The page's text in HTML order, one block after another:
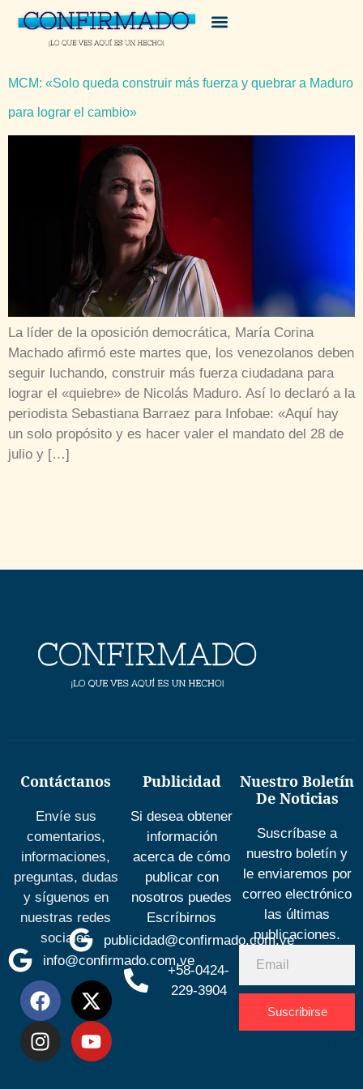
MCM: «Solo queda construir más fuerza y quebrar a Maduro
para lograr el cambio»
La líder de la oposición democrática, María Corina
Machado afirmó este martes que, los venezolanos deben
seguir luchando, construir más fuerza ciudadana para
lograr el «quiebre» de Nicolás Maduro. Así lo declaró a la
periodista Sebastiana Barraez para Infobae: «Aquí hay
un solo propósito y es hacer valer el mandato del 28 de
julio y […]
Contáctanos
Envíe sus
comentarios,
informaciones,
preguntas, dudas
y síguenos en
nuestras redes
sociales
info@confirmado.com.ve
Publicidad
Si desea obtener
información
acerca de cómo
publicar con
nosotros puedes
Escríbirnos
publicidad@confirmado.com.ve
+58-0424-
229-3904
Nuestro Boletín
De Noticias
Suscríbase a
nuestro boletín y
le enviaremos por
correo electrónico
las últimas
publicaciones.
Suscribirse